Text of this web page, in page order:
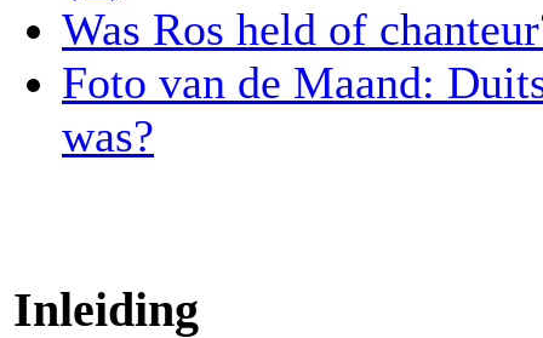
Was Ros held of
Foto van de Maand:
was?
Inleiding